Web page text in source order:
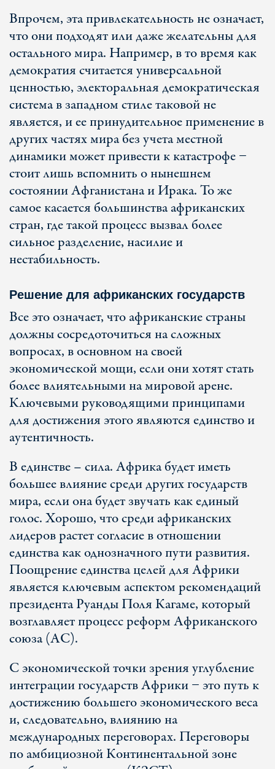
Впрочем, эта привлекательность не означает,
что они подходят или даже желательны для
остального мира. Например, в то время как
демократия считается универсальной
ценностью, электоральная демократическая
система в западном стиле таковой не
является, и ее принудительное применение в
других частях мира без учета местной
динамики может привести к катастрофе −
стоит лишь вспомнить о нынешнем
состоянии Афганистана и Ирака. То же
самое касается большинства африканских
стран, где такой процесс вызвал более
сильное разделение, насилие и
нестабильность.
Решение для африканских государств
Все это означает, что африканские страны
должны сосредоточиться на сложных
вопросах, в основном на своей
экономической мощи, если они хотят стать
более влиятельными на мировой арене.
Ключевыми руководящими принципами
для достижения этого являются единство и
аутентичность.
В единстве – сила. Африка будет иметь
большее влияние среди других государств
мира, если она будет звучать как единый
голос. Хорошо, что среди африканских
лидеров растет согласие в отношении
единства как однозначного пути развития.
Поощрение единства целей для Африки
является ключевым аспектом рекомендаций
президента Руанды Поля Кагаме, который
возглавляет процесс реформ Африканского
союза (АС).
С экономической точки зрения углубление
интеграции государств Африки − это путь к
достижению большего экономического веса
и, следовательно, влиянию на
международных переговорах. Переговоры
по амбициозной Континентальной зоне